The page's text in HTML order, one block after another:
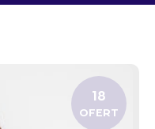
18
OFERT